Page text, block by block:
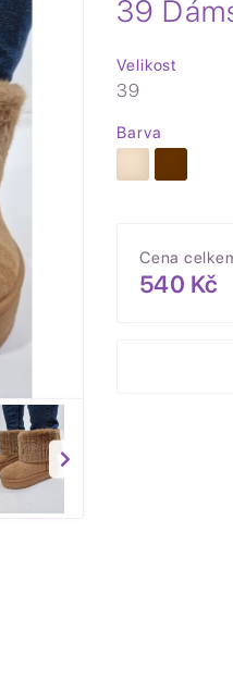
39
Velikost
39
Barva
Cena
540 Kč